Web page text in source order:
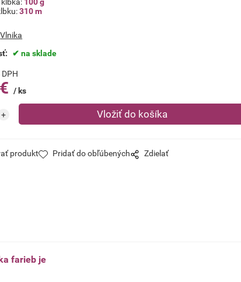
310 m
Vlnika
na sklade
DPH
€ ks
produkt Pridať do obľúbených Zdielať
farieb je